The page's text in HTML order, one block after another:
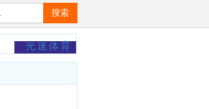
搜索
光速体育